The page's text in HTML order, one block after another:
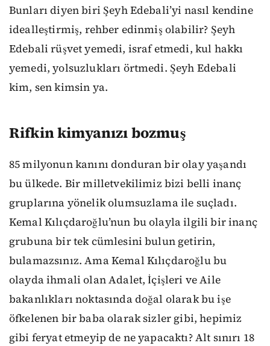
Bunları diyen biri Şeyh Edebali’yi nasıl kendine
idealleştirmiş, rehber edinmiş olabilir? Şeyh
Edebali rüşvet yemedi, israf etmedi, kul hakkı
yemedi, yolsuzlukları örtmedi. Şeyh Edebali
kim, sen kimsin ya.
Rifkin kimyanızı bozmuş
85 milyonun kanını donduran bir olay yaşandı
bu ülkede. Bir milletvekilimiz bizi belli inanç
gruplarına yönelik olumsuzlama ile suçladı.
Kemal Kılıçdaroğlu’nun bu olayla ilgili bir inanç
grubuna bir tek cümlesini bulun getirin,
bulamazsınız. Ama Kemal Kılıçdaroğlu bu
olayda ihmali olan Adalet, İçişleri ve Aile
bakanlıkları noktasında doğal olarak bu işe
öfkelenen bir baba olarak sizler gibi, hepimiz
gibi feryat etmeyip de ne yapacaktı? Alt sınırı 18